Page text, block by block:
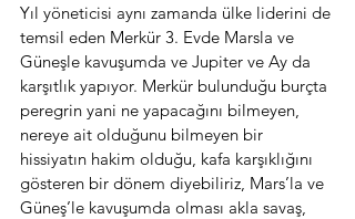
Yıl yöneticisi aynı zamanda ülke liderini de
temsil eden Merkür 3. Evde Marsla ve
Güneşle kavuşumda ve Jupiter ve Ay da
karşıtlık yapıyor. Merkür bulunduğu burçta
peregrin yani ne yapacağını bilmeyen,
nereye ait olduğunu bilmeyen bir
hissiyatın hakim olduğu, kafa karşıklığını
gösteren bir dönem diyebiliriz, Mars’la ve
Güneş’le kavuşumda olması akla savaş,